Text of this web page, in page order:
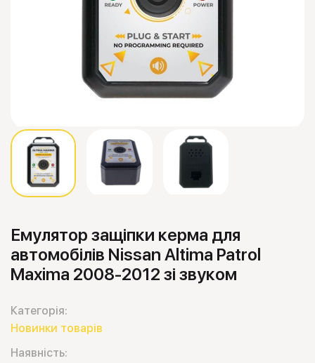
Емулятор защіпки керма для
автомобілів Nissan Altima Patrol
Maxima 2008-2012 зі звуком
Категорія:
Новинки товарів
Наявність: